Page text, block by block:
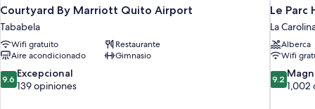
Courtyard By Marriott Quito Airport
Tababela
Wifi gratuito
Restaurante
Aire acondicionado
Gimnasio
9.6
de
9.6 Excepcional
139 opiniones
Le Parc
La
Alberca
Wifi
9.2
de
9.2
1,002